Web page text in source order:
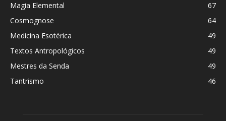
Magia Elemental
67
Cosmognose
64
Medicina Esotérica
49
Textos Antropológicos
49
Mestres da Senda
49
Tantrismo
46